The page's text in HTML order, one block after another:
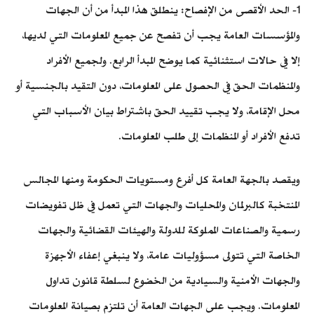
1- الحد الأقصى من الإفصاح: ينطلق هذا المبدأ من أن الجهات
والمؤسسات العامة يجب أن تفصح عن جميع المعلومات التي لديها،
إلا في حالات استثنائية كما يوضح المبدأ الرابع. ولجميع الأفراد
والمنظمات الحق في الحصول على المعلومات، دون التقيد بالجنسية أو
محل الإقامة، ولا يجب تقييد الحق باشتراط بيان الأسباب التي
تدفع الأفراد أو المنظمات إلى طلب المعلومات.
ويقصد بالجهة العامة كل أفرع ومستويات الحكومة ومنها المجالس
المنتخبة كالبرلمان والمحليات والجهات التي تعمل في ظل تفويضات
رسمية والصناعات المملوكة للدولة والهيئات القضائية والجهات
الخاصة التي تتولى مسؤوليات عامة، ولا ينبغي إعفاء الأجهزة
والجهات الأمنية والسيادية من الخضوع لسلطة قانون تداول
المعلومات. ويجب على الجهات العامة أن تلتزم بصيانة المعلومات